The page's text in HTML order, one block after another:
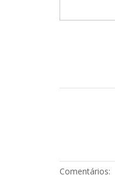
Comentários: